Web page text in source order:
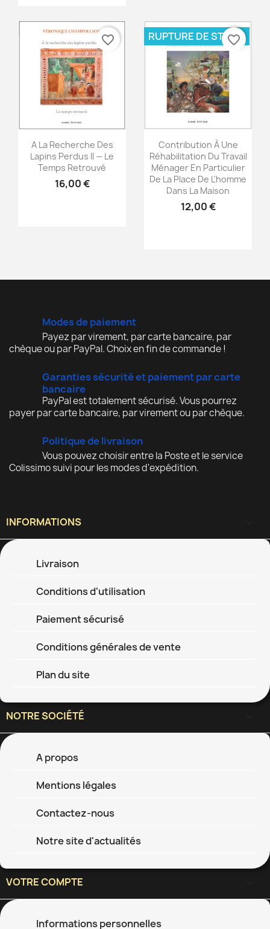
Aperçu rapide
A La Recherche Des
Lapins Perdus II — Le
Temps Retrouvé
16,00 €
favorite_border
Aperçu rapide
Contribution À Une
Réhabilitation Du Travail
Ménager En Particulier
De La Place De L'homme
Dans La Maison
12,00 €
RUPTURE DE STOCK
favorite_border
Modes de paiement
Payez par virement, par carte bancaire, par
chèque ou par PayPal. Choix en fin de commande !
Garanties sécurité et paiement par carte
bancaire
PayPal est totalement sécurisé. Vous pourrez
payer par carte bancaire, par virement ou par chèque.
Politique de livraison
Vous pouvez choisir entre la Poste et le service
Colissimo suivi pour les modes d'expédition.
INFORMATIONS
Livraison
Conditions d'utilisation
Paiement sécurisé
Conditions générales de vente
Plan du site
NOTRE SOCIÉTÉ
A propos
Mentions légales
Contactez-nous
Notre site d'actualités
VOTRE COMPTE
Informations personnelles